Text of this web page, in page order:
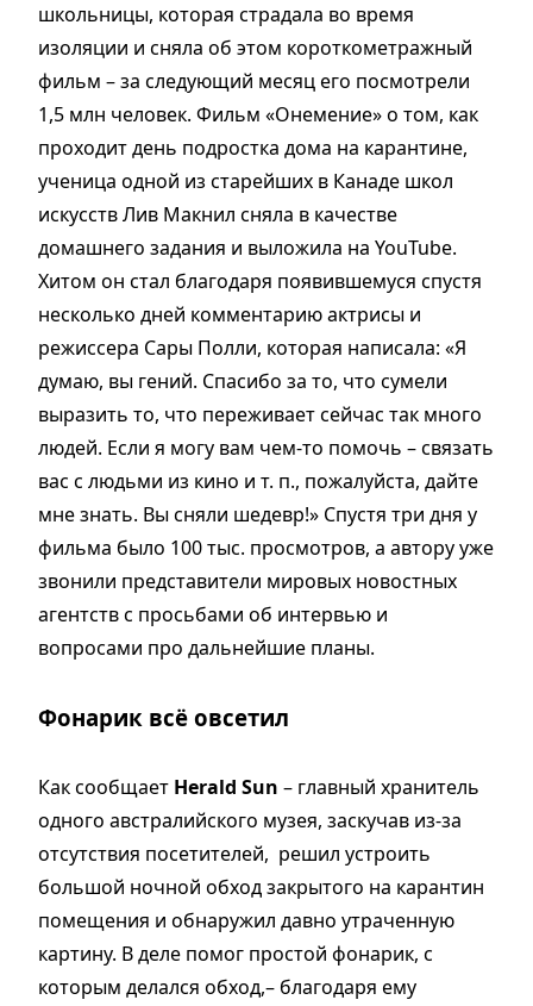
школьницы, которая страдала во время
изоляции и сняла об этом короткометражный
фильм – за следующий месяц его посмотрели
1,5 млн человек. Фильм «Онемение» о том, как
проходит день подростка дома на карантине,
ученица одной из старейших в Канаде школ
искусств Лив Макнил сняла в качестве
домашнего задания и выложила на YouTube.
Хитом он стал благодаря появившемуся спустя
несколько дней комментарию актрисы и
режиссера Сары Полли, которая написала: «Я
думаю, вы гений. Спасибо за то, что сумели
выразить то, что переживает сейчас так много
людей. Если я могу вам чем-то помочь – связать
вас с людьми из кино и т. п., пожалуйста, дайте
мне знать. Вы сняли шедевр!» Спустя три дня у
фильма было 100 тыс. просмотров, а автору уже
звонили представители мировых новостных
агентств с просьбами об интервью и
вопросами про дальнейшие планы.
Фонарик всё овсетил
Как сообщает Herald Sun – главный хранитель
одного австралийского музея, заскучав из-за
отсутствия посетителей, решил устроить
большой ночной обход закрытого на карантин
помещения и обнаружил давно утраченную
картину. В деле помог простой фонарик, с
которым делался обход,– благодаря ему